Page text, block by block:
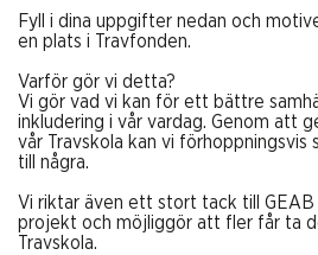
Fyll i dina uppgifter nedan och
en plats i Travfonden.
Varför gör vi detta?
Vi gör vad vi kan för ett bättre
inkludering i vår vardag. Genom att
vår Travskola kan vi förhoppningsvis
till några.
Vi riktar även ett stort tack till GEAB
projekt och möjliggör att fler får ta
Travskola.